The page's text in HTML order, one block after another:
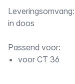
Omschrijving
Leveringsomvang:
in doos
Passend voor:
voor CT 36